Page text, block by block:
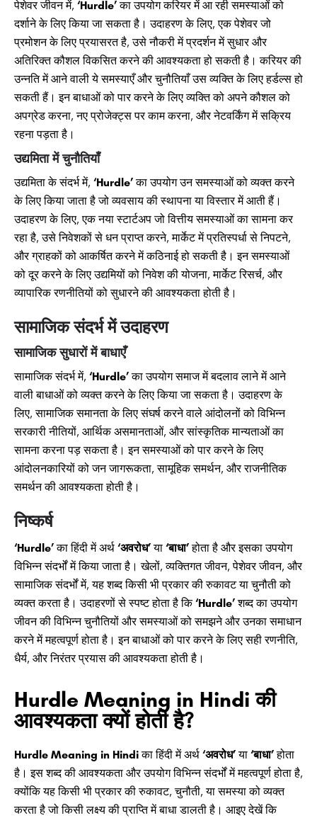
पेशेवर जीवन में, ‘Hurdle’का उपयोग करियर में आ रही समस्याओं को
दर्शाने के लिए किया जा सकता है। उदाहरण के लिए, एक पेशेवर जो
प्रमोशन के लिए प्रयासरत है, उसे नौकरी में प्रदर्शन में सुधार और
अतिरिक्त कौशल विकसित करने की आवश्यकता हो सकती है। करियर की
उन्नति में आने वाली ये समस्याएँ और चुनौतियाँ उस व्यक्ति के लिए हर्डल्स हो
सकती हैं। इन बाधाओं को पार करने के लिए व्यक्ति को अपने कौशल को
अपग्रेड करना, नए प्रोजेक्ट्स पर काम करना, और नेटवर्किंग में सक्रिय
रहना पड़ता है।
उद्यमिता में चुनौतियाँ
उद्यमिता के संदर्भ में, ‘Hurdle’का उपयोग उन समस्याओं को व्यक्त करने
के लिए किया जाता है जो व्यवसाय की स्थापना या विस्तार में आती हैं।
उदाहरण के लिए, एक नया स्टार्टअप जो वित्तीय समस्याओं का सामना कर
रहा है, उसे निवेशकों से धन प्राप्त करने, मार्केट में प्रतिस्पर्धा से निपटने,
और ग्राहकों को आकर्षित करने में कठिनाई हो सकती है। इन समस्याओं
को दूर करने के लिए उद्यमियों को निवेश की योजना, मार्केट रिसर्च, और
व्यापारिक रणनीतियों को सुधारने की आवश्यकता होती है।
सामाजिक संदर्भ में उदाहरण
सामाजिक सुधारों में बाधाएँ
सामाजिक संदर्भ में, ‘Hurdle’का उपयोग समाज में बदलाव लाने में आने
वाली बाधाओं को व्यक्त करने के लिए किया जा सकता है। उदाहरण के
लिए, सामाजिक समानता के लिए संघर्ष करने वाले आंदोलनों को विभिन्न
सरकारी नीतियों, आर्थिक असमानताओं, और सांस्कृतिक मान्यताओं का
सामना करना पड़ सकता है। इन समस्याओं को पार करने के लिए
आंदोलनकारियों को जन जागरूकता, सामूहिक समर्थन, और राजनीतिक
समर्थन की आवश्यकता होती है।
निष्कर्ष
‘Hurdle’का हिंदी में अर्थ ‘अवरोध’या ‘बाधा’होता है और इसका उपयोग
विभिन्न संदर्भों में किया जाता है। खेलों, व्यक्तिगत जीवन, पेशेवर जीवन, और
सामाजिक संदर्भों में, यह शब्द किसी भी प्रकार की रुकावट या चुनौती को
व्यक्त करता है। उदाहरणों से स्पष्ट होता है कि‘Hurdle’शब्द का उपयोग
जीवन की विभिन्न चुनौतियों और समस्याओं को समझने और उनका समाधान
करने में महत्वपूर्ण होता है। इन बाधाओं को पार करने के लिए सही रणनीति,
धैर्य, और निरंतर प्रयास की आवश्यकता होती है।
Hurdle Meaning in Hindi की
आवश्यकता क्यों होती है?
Hurdle Meaning in Hindiका हिंदी में अर्थ ‘अवरोध’या ‘बाधा’होता
है। इस शब्द की आवश्यकता और उपयोग विभिन्न संदर्भों में महत्वपूर्ण होता है,
क्योंकि यह किसी भी प्रकार की रुकावट, चुनौती, या समस्या को व्यक्त
करता है जो किसी लक्ष्य की प्राप्ति में बाधा डालती है। आइए देखें कि